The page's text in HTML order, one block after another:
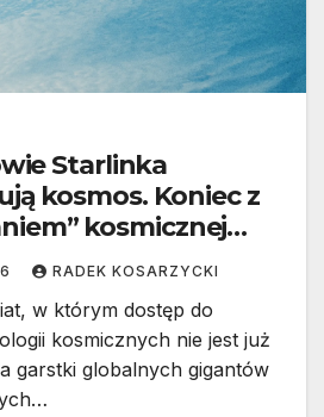
Starlinka
kosmos. Koniec z
kosmicznej
RADEK KOSARZYCKI
w którym dostęp do
kosmicznych nie jest już
garstki globalnych gigantów